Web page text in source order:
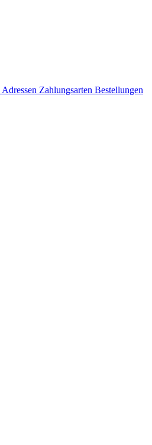
Adressen Zahlungsarten Bestellungen